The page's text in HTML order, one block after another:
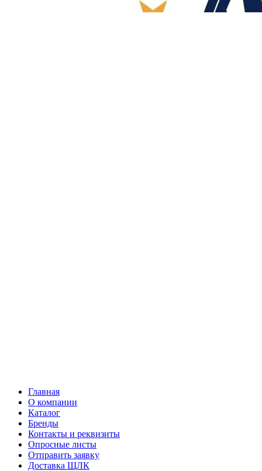
Главная
О компании
Каталог
Бренды
Контакты и реквизиты
Опросные листы
Отправить заявку
Доставка ЩЛК